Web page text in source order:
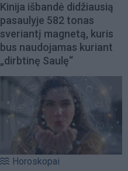
Kinija išbandė didžiausią
pasaulyje 582 tonas
sveriantį magnetą, kuris
bus naudojamas kuriant
„dirbtinę Saulę“
Horoskopai